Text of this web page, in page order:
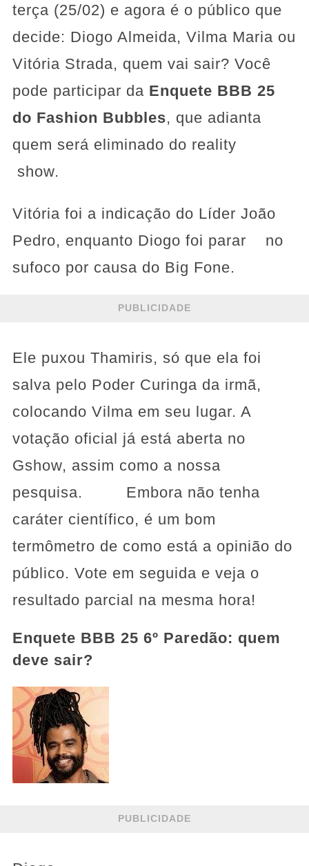
terça (25/02) e agora é o público que
decide: Diogo Almeida, Vilma Maria ou
Vitória Strada, quem vai sair? Você
pode participar da Enquete BBB 25
do Fashion Bubbles, que adianta
quem será eliminado do reality
show.
Vitória foi a indicação do Líder João
Pedro, enquanto Diogo foi parar no
sufoco por causa do Big Fone.
PUBLICIDADE
Ele puxou Thamiris, só que ela foi
salva pelo Poder Curinga da irmã,
colocando Vilma em seu lugar. A
votação oficial já está aberta no
Gshow, assim como a nossa
pesquisa. Embora não tenha
caráter científico, é um bom
termômetro de como está a opinião do
público. Vote em seguida e veja o
resultado parcial na mesma hora!
Enquete BBB 25 6º Paredão: quem
deve sair?
PUBLICIDADE